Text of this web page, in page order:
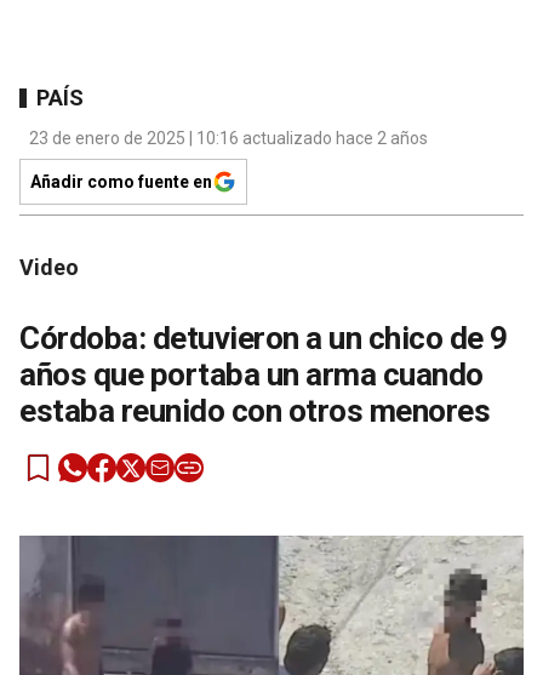
PAÍS
23 de enero de 2025 | 10:16 actualizado hace 2 años
Añadir como fuente en
Video
Córdoba: detuvieron a un chico de 9
años que portaba un arma cuando
estaba reunido con otros menores